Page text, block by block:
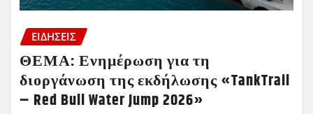
ΕΙΔΗΣΕΙΣ
ΘΕΜΑ: Ενημέρωση για τη
διοργάνωση της εκδήλωσης «TankTrail
– Red Bull Water Jump 2026»